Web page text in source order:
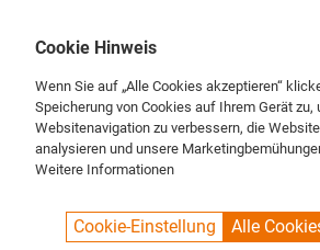
SPUELBOY.DE SHOP PITCHER & BOTTLE
Cookie Hinweis
Wenn Sie auf „Alle Cookies akzeptieren“
Speicherung von Cookies auf Ihrem Gerät zu,
Websitenavigation zu verbessern, die
analysieren und unsere
Weitere Informationen
Cookie-Einstellung Alle